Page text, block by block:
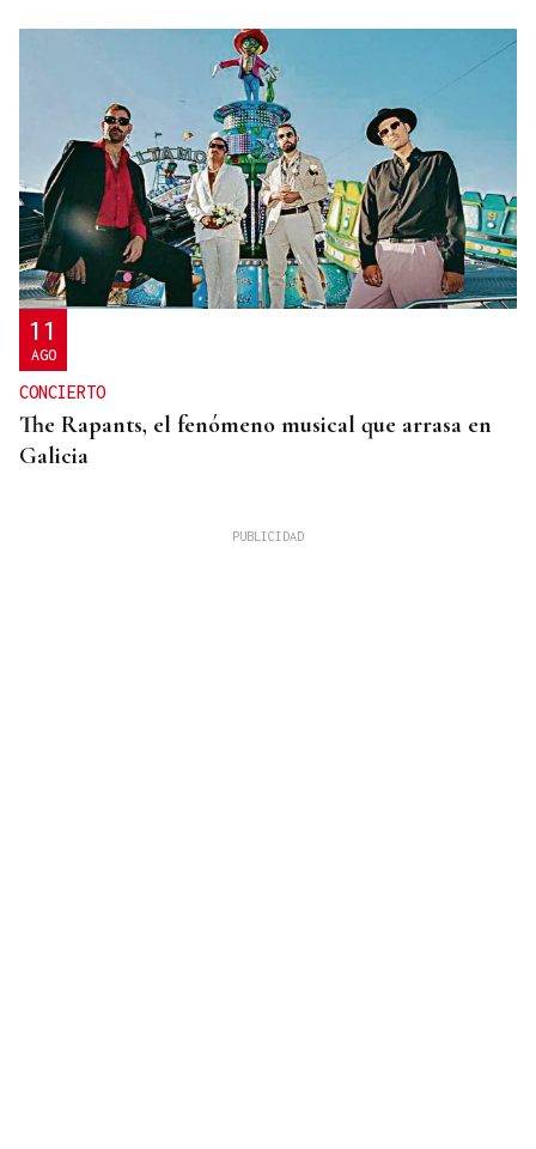
11
AGO
CONCIERTO
The Rapants, el fenómeno musical que arrasa en
Galicia